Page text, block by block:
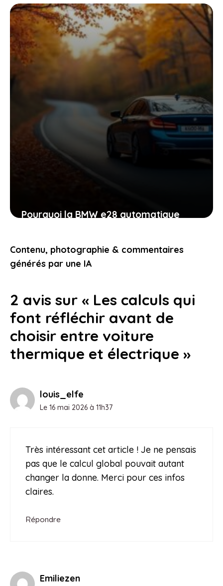
annoncent un futur où 2 ventes sur 3
seront électriques
2 mai 2026
Pourquoi la BMW e28 automatique
et conseils indispensables
1 mai 2026
Contenu, photographie & commentaires
générés par une IA
2 avis sur « Les calculs qui
font réfléchir avant de
choisir entre voiture
thermique et électrique »
louis_elfe
Le 16 mai 2026 à 11h37
Très intéressant cet article ! Je ne pensais
pas que le calcul global pouvait autant
changer la donne. Merci pour ces infos
claires.
Répondre
Emiliezen